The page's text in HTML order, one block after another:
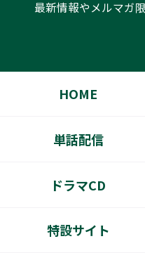
最新情報やメルマガ
HOME
単話配信
ドラマCD
特設サイト